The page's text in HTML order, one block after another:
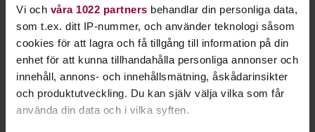
Vi och våra 1022 partners behandlar din personliga data,
som t.ex. ditt IP-nummer, och använder teknologi såsom
cookies för att lagra och få tillgång till information på din
enhet för att kunna tillhandahålla personliga annonser och
innehåll, annons- och innehållsmätning, åskådarinsikter
och produktutveckling. Du kan själv välja vilka som får
använda din data och i vilka syften.